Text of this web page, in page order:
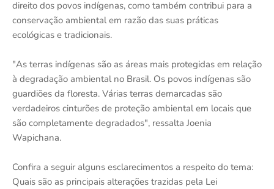
direito dos povos indígenas, como também contribui para a
conservação ambiental em razão das suas práticas
ecológicas e tradicionais.
"As terras indígenas são as áreas mais protegidas em relação
à degradação ambiental no Brasil. Os povos indígenas são
guardiões da floresta. Várias terras demarcadas são
verdadeiros cinturões de proteção ambiental em locais que
são completamente degradados", ressalta Joenia
Wapichana.
Confira a seguir alguns esclarecimentos a respeito do tema:
Quais são as principais alterações trazidas pela Lei